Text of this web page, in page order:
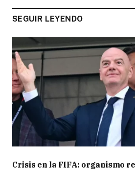
SEGUIR LEYENDO
Crisis en la FIFA: organismo